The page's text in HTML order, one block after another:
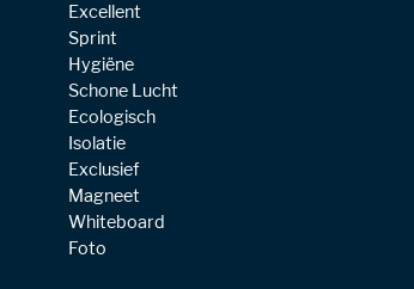
Excellent
Sprint
Hygiëne
Schone Lucht
Ecologisch
Isolatie
Exclusief
Magneet
Whiteboard
Foto